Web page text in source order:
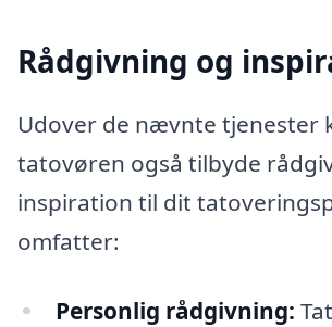
Rådgivning og
Udover de nævnte tjenester
tatovøren også tilbyde
inspiration til dit
omfatter:
Personlig rådgivning: